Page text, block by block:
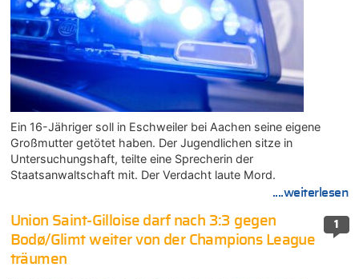
Ein 16-Jähriger soll in Eschweiler bei Aachen seine eigene
Großmutter getötet haben. Der Jugendlichen sitze in
Untersuchungshaft, teilte eine Sprecherin der
Staatsanwaltschaft mit. Der Verdacht laute Mord.
....weiterlesen
1
Union Saint-Gilloise darf nach 3:3 gegen
Bodø/Glimt weiter von der Champions League
träumen